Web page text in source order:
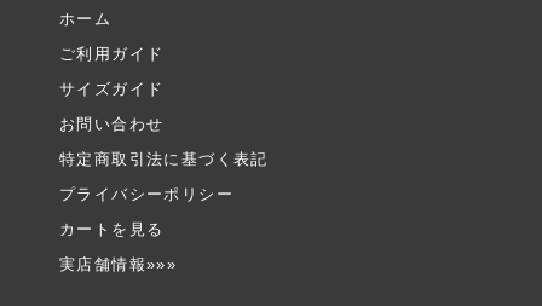
ホーム
ご利用ガイド
サイズガイド
お問い合わせ
特定商取引法に基づく表記
プライバシーポリシー
カートを見る
実店舗情報»»»